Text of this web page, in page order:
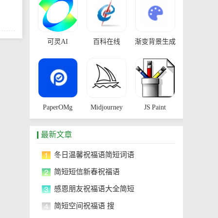
可灵AI 百科在线 渐变背景生成
器
PaperOMg Midjourney JS Paint
最新文章
1 冬日温馨祝福语简短词语
2 简短短信新春祝福语
3 感恩朋友祝福语大全简短
4 简短空间祝福语 搜